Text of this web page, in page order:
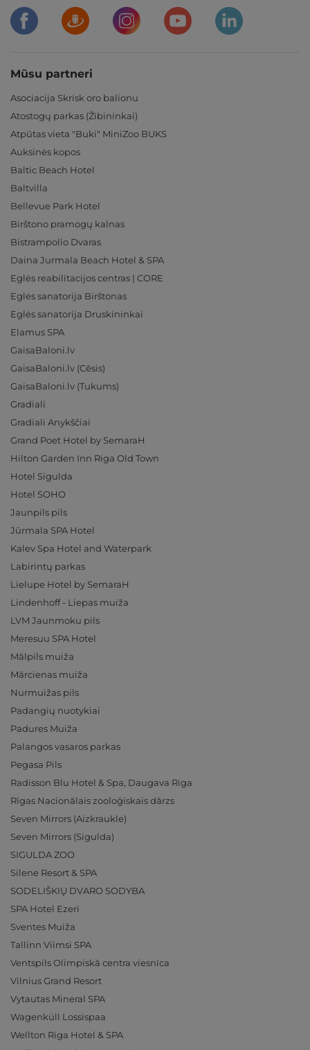
Mūsu partneri
Asociacija Skrisk oro balionu
Atostogų parkas (Žibininkai)
Atpūtas vieta "Buki" MiniZoo BUKS
Auksinės kopos
Baltic Beach Hotel
Baltvilla
Bellevue Park Hotel
Birštono pramogų kalnas
Bistrampolio Dvaras
Daina Jurmala Beach Hotel & SPA
Eglės reabilitacijos centras | CORE
Eglės sanatorija Birštonas
Eglės sanatorija Druskininkai
Elamus SPA
GaisaBaloni.lv
GaisaBaloni.lv (Cēsis)
GaisaBaloni.lv (Tukums)
Gradiali
Gradiali Anykščiai
Grand Poet Hotel by SemaraH
Hilton Garden Inn Riga Old Town
Hotel Sigulda
Hotel SOHO
Jaunpils pils
Jūrmala SPA Hotel
Kalev Spa Hotel and Waterpark
Labirintų parkas
Lielupe Hotel by SemaraH
Lindenhoff - Liepas muiža
LVM Jaunmoku pils
Meresuu SPA Hotel
Mālpils muiža
Mārcienas muiža
Nurmuižas pils
Padangių nuotykiai
Padures Muiža
Palangos vasaros parkas
Pegasa Pils
Radisson Blu Hotel & Spa, Daugava Riga
Rīgas Nacionālais zooloģiskais dārzs
Seven Mirrors (Aizkraukle)
Seven Mirrors (Sigulda)
SIGULDA ZOO
Silene Resort & SPA
SODELIŠKIŲ DVARO SODYBA
SPA Hotel Ezeri
Sventes Muiža
Tallinn Viimsi SPA
Ventspils Olimpiskā centra viesnīca
Vilnius Grand Resort
Vytautas Mineral SPA
Wagenküll Lossispaa
Wellton Riga Hotel & SPA